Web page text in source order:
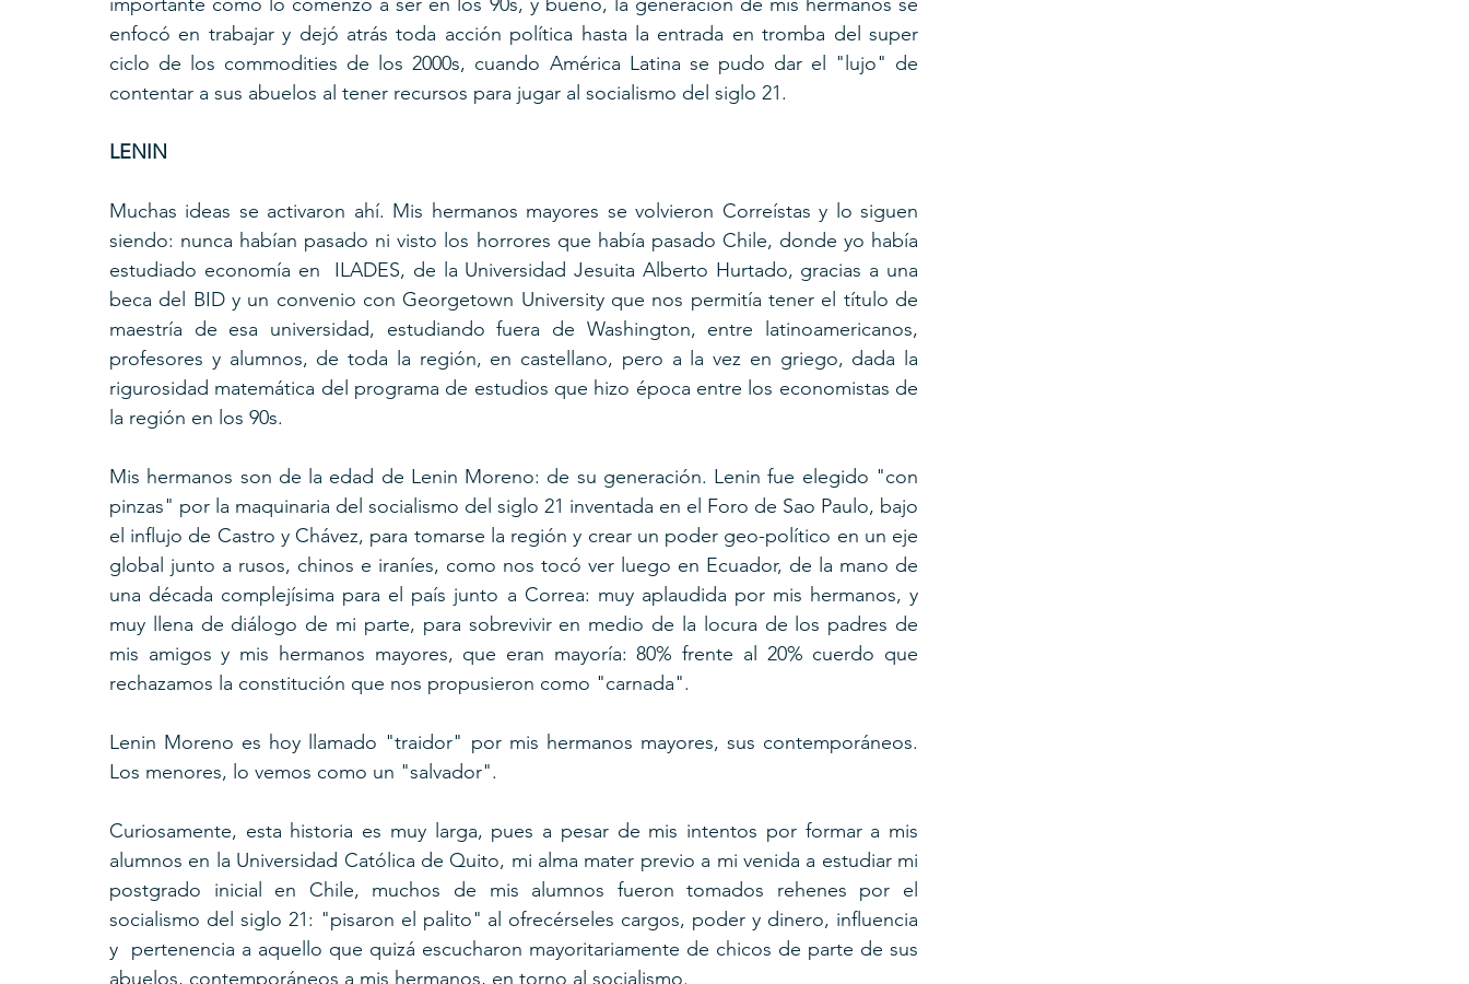
enfocó en trabajar y dejó atrás toda acción política hasta la entrada en tromba del super
ciclo de los commodities de los 2000s, cuando América Latina se pudo dar el "lujo" de
contentar a sus abuelos al tener recursos para jugar al socialismo del siglo 21.
LENIN
Muchas ideas se activaron ahí. Mis hermanos mayores se volvieron Correístas y lo siguen
siendo: nunca habían pasado ni visto los horrores que había pasado Chile, donde yo había
estudiado economía en  ILADES, de la Universidad Jesuita Alberto Hurtado, gracias a una
beca del BID y un convenio con Georgetown University que nos permitía tener el título de
maestría de esa universidad, estudiando fuera de Washington, entre latinoamericanos,
profesores y alumnos, de toda la región, en castellano, pero a la vez en griego, dada la
rigurosidad matemática del programa de estudios que hizo época entre los economistas de
la región en los 90s.
Mis hermanos son de la edad de Lenin Moreno: de su generación. Lenin fue elegido "con
pinzas" por la maquinaria del socialismo del siglo 21 inventada en el Foro de Sao Paulo, bajo
el influjo de Castro y Chávez, para tomarse la región y crear un poder geo-político en un eje
global junto a rusos, chinos e iraníes, como nos tocó ver luego en Ecuador, de la mano de
una década complejísima para el país junto a Correa: muy aplaudida por mis hermanos, y
muy llena de diálogo de mi parte, para sobrevivir en medio de la locura de los padres de
mis amigos y mis hermanos mayores, que eran mayoría: 80% frente al 20% cuerdo que
rechazamos la constitución que nos propusieron como "carnada".
Lenin Moreno es hoy llamado "traidor" por mis hermanos mayores, sus contemporáneos.
Los menores, lo vemos como un "salvador".
Curiosamente, esta historia es muy larga, pues a pesar de mis intentos por formar a mis
alumnos en la Universidad Católica de Quito, mi alma mater previo a mi venida a estudiar mi
postgrado inicial en Chile, muchos de mis alumnos fueron tomados rehenes por el
socialismo del siglo 21: "pisaron el palito" al ofrecérseles cargos, poder y dinero, influencia
y  pertenencia a aquello que quizá escucharon mayoritariamente de chicos de parte de sus
abuelos, contemporáneos a mis hermanos, en torno al socialismo.